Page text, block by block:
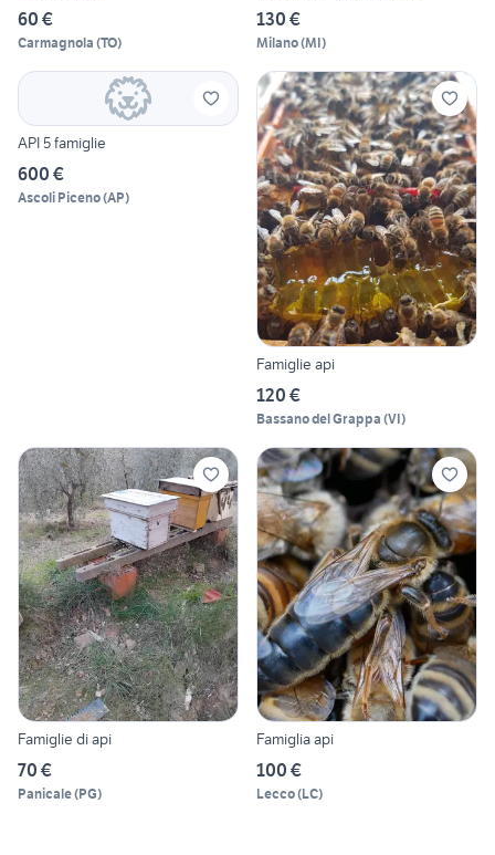
60 €
Carmagnola (TO)
130 €
Milano(MI)
API 5 famiglie
600 €
Ascoli Piceno(AP)
Famiglie api
120 €
Bassano del Grappa (VI)
Famiglie di api
70 €
Panicale(PG)
Famiglia api
100 €
Lecco(LC)